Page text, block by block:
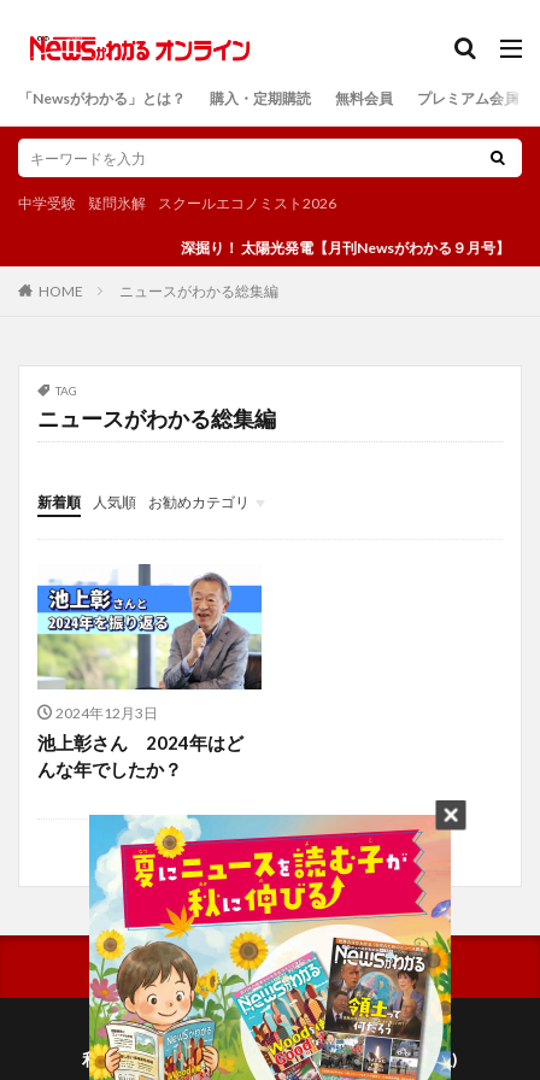
「Newsがわかる」とは？ 購入・定期購読 無料会員 プレミアム会員
中学受験 疑問氷解 スクールエコノミスト2026
深掘り！ 太陽光発電【月刊Newsがわかる９月号】
HOME ニュースがわかる総集編
TAG
ニュースがわかる総集編
新着順 人気順
お勧めカテゴリ
投稿
学び
マンガ
電子書籍
2024年12月3日
池上彰さん 2024年はど
んな年でしたか？
利用規約
プライバシーポリシー(毎日新聞出版)
検索